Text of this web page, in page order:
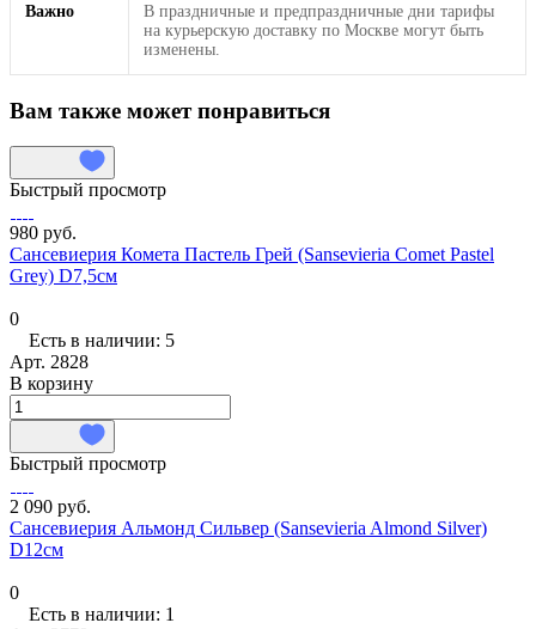
Важно
В праздничные и предпраздничные дни тарифы
на курьерскую доставку по Москве могут быть
изменены.
Вам также может понравиться
Быстрый просмотр
980 руб.
Сансевиерия Комета Пастель Грей (Sansevieria Comet Pastel
Grey) D7,5см
0
Есть в наличии: 5
Арт. 2828
В корзину
Быстрый просмотр
2 090 руб.
Сансевиерия Альмонд Сильвер (Sansevieria Almond Silver)
D12см
0
Есть в наличии: 1